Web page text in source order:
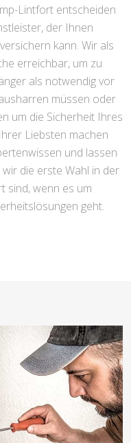
Lintfort entscheiden
der Ihnen
kann. Wir als
erreichbar, um zu
als notwendig vor
müssen oder
um die Sicherheit Ihres
Liebsten machen
und lassen
die erste Wahl in der
sind, wenn es um
geht.